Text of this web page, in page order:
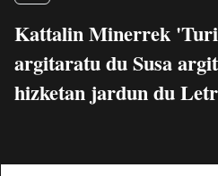
Kattalin Minerrek
argitaratu du Susa
hizketan jardun du